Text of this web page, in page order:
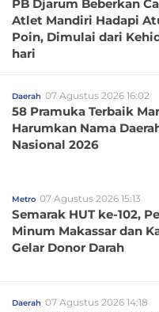
PB Djarum Beberkan
Atlet Mandiri Hadapi
Poin, Dimulai dari
hari
Daerah 07 Agustus 2026 16:02
58 Pramuka Terbaik
Harumkan Nama
Nasional 2026
Metro 07 Agustus 2026 15:13
Semarak HUT ke-102,
Minum Makassar dan
Gelar Donor Darah
Daerah 07 Agustus 2026 14:18